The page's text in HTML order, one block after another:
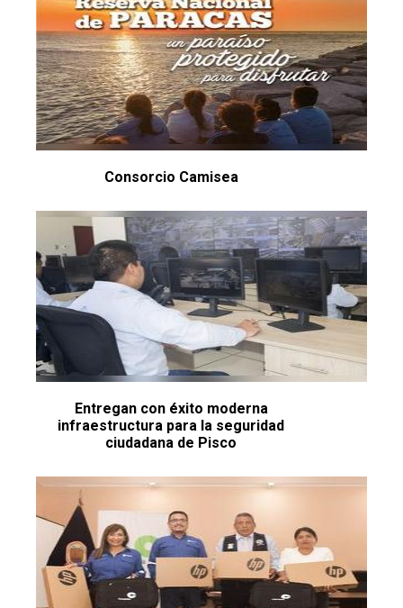
Consorcio Camisea
Entregan con éxito moderna
infraestructura para la seguridad
ciudadana de Pisco